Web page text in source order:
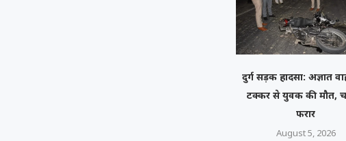
दुर्ग सड़क हादसा: अज्ञात
टक्कर से युवक की मौत,
फरार
August 5, 2026